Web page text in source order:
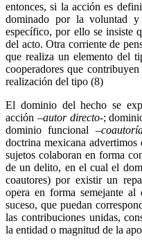
entonces, si la acción es
dominado por la voluntad y
específico, por ello se insiste
del acto. Otra corriente de
que realiza un elemento del
cooperadores que
realización del tipo (8)
El dominio del hecho se
acción –autor directo-;
dominio funcional –
doctrina mexicana
sujetos colaboran en forma
de un delito, en el cual el
coautores) por existir un
opera en forma semejante al
suceso, que puedan
las contribuciones unidas,
la entidad o magnitud de la